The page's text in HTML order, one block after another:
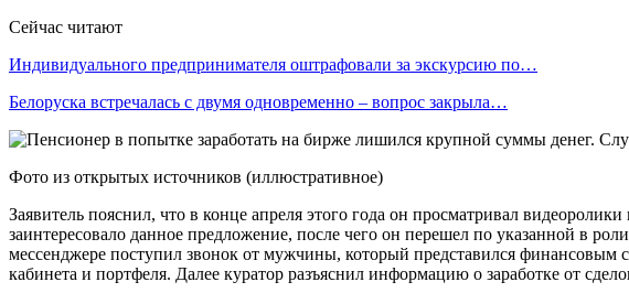
Сейчас читают
Индивидуального предпринимателя оштрафовали за экскурсию по…
Белоруска встречалась с двумя одновременно – вопрос закрыла…
Фото из открытых источников (иллюстративное)
Заявитель пояснил, что в конце апреля этого года он просматривал
заинтересовало данное предложение, после чего он перешел по указанной в
мессенджере поступил звонок от мужчины, который представился финансовым
кабинета и портфеля. Далее куратор разъяснил информацию о заработке от